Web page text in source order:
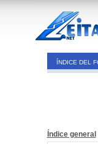
ÍNDICE DEL
Índice general